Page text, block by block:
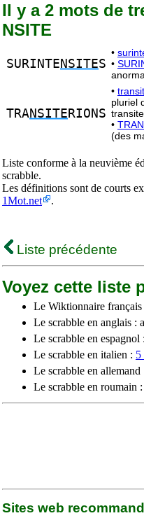
Il y a 2 mots de
NSITE
SURINTE NSITES
•
•
TRANSITE RIONS
•
pluriel
•
(des
Liste conforme à la neuvième
scrabble.
Les définitions sont de courts
1Mot.net
.
Liste précédente
Voyez cette liste
Le Wiktionnaire français
Le scrabble en anglais :
Le scrabble en espagnol
Le scrabble en italien : 5
Le scrabble en allemand
Le scrabble en roumain :
Sites web